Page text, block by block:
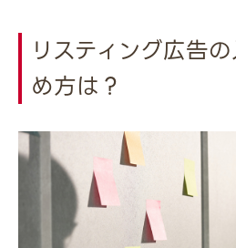
リスティング広告
め方は？